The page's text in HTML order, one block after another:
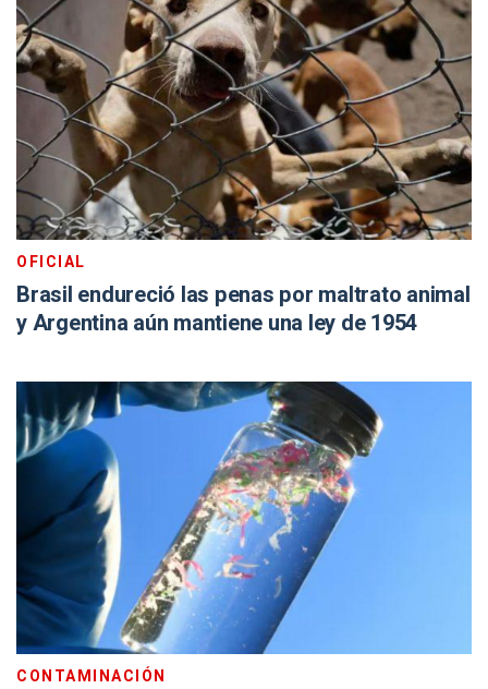
OFICIAL
Brasil endureció las penas por maltrato animal
y Argentina aún mantiene una ley de 1954
CONTAMINACIÓN